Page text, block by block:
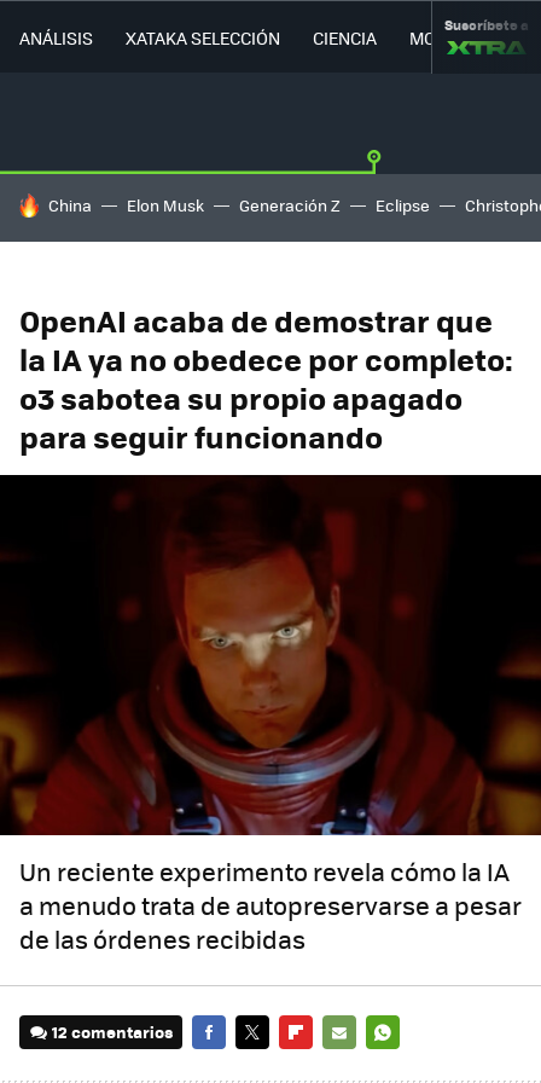
ANÁLISIS XATAKA SELECCIÓN CIENCIA MOVILIDAD
Suscríbete a
HOY SE HABLA DE
China Elon Musk Generación Z Eclipse
OpenAI acaba de demostrar que
la IA ya no obedece por completo:
o3 sabotea su propio apagado
para seguir funcionando
Un reciente experimento revela cómo la IA
a menudo trata de autopreservarse a pesar
de las órdenes recibidas
12 comentarios